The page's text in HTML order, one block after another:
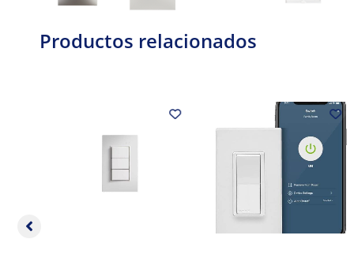
Productos relacionados